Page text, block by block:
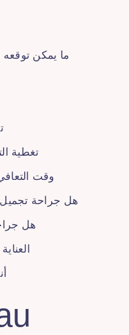
ما يمكن
تغطية
وقت
هل جراحة تجميل
هل